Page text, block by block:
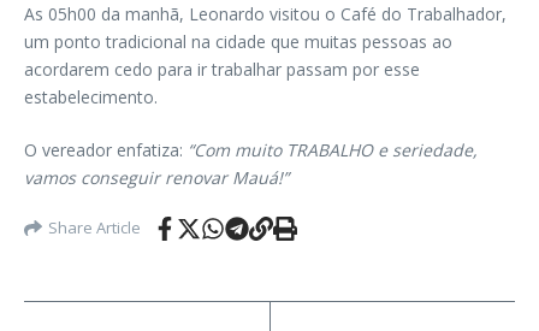
As 05h00 da manhã, Leonardo visitou o Café do Trabalhador,
um ponto tradicional na cidade que muitas pessoas ao
acordarem cedo para ir trabalhar passam por esse
estabelecimento.
O vereador enfatiza: “Com muito TRABALHO e seriedade,
vamos conseguir renovar Mauá!”
Share Article